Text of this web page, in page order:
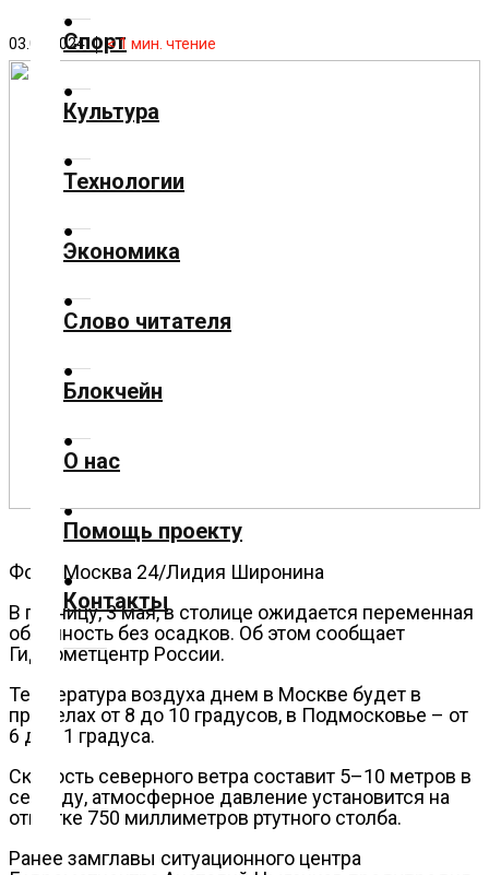
Популярные
новости
Общество
Политика
Экономика
Слово
Блокчейн
О
нас
Помощь
проекту
Контакты
Спорт
Культура
Технологии
Экономика
Слово читателя
Блокчейн
О нас
Помощь проекту
Контакты
03.05.2024 < 1 мин. чтение
Фото: Москва 24/Лидия Широнина
В пятницу, 3 мая, в столице ожидается переменная
облачность без осадков. Об этом сообщает
Гидрометцентр России.
Температура воздуха днем в Москве будет в
пределах от 8 до 10 градусов, в Подмосковье – от
6 до 11 градуса.
Скорость северного ветра составит 5–10 метров в
секунду, атмосферное давление установится на
отметке 750 миллиметров ртутного столба.
Ранее замглавы ситуационного центра